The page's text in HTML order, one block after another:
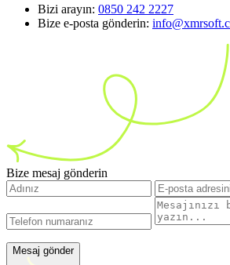
Bizi arayın: 0850 242 2227
Bize e-posta gönderin:
Bize mesaj gönderin
Mesaj gönder